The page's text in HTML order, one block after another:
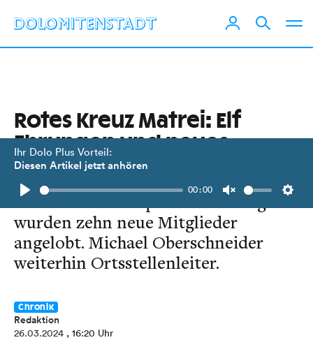
Ihr Dolo Plus Vorteil:
Diesen Artikel jetzt anhören
Play
00:00
Unmute
Rotes Kreuz Matrei: Elf
Ehrungen und neues
Fahrzeug
Bei der Jahreshauptversammlung
wurden zehn neue Mitglieder
angelobt. Michael Oberschneider
weiterhin Ortsstellenleiter.
Chronik
Redaktion
26.03.2024 , 16:20 Uhr